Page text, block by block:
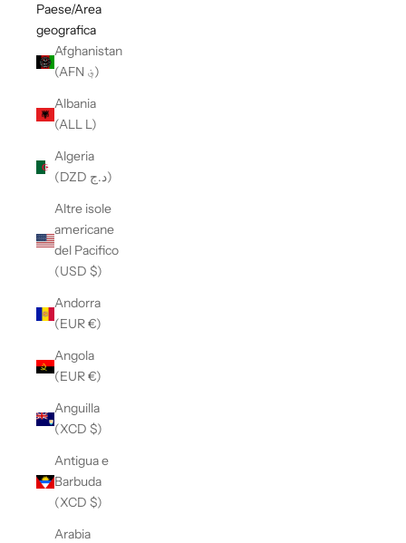
Paese/Area
geografica
Afghanistan
(AFN ؋)
Albania
(ALL L)
Algeria
(DZD د.ج)
Altre isole
americane
del Pacifico
(USD $)
Andorra
(EUR €)
Angola
(EUR €)
Anguilla
(XCD $)
Antigua e
Barbuda
(XCD $)
Arabia